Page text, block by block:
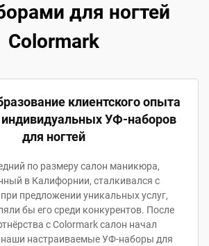
для ногтей
Colormark
клиентского опыта
УФ-наборов
для ногтей
по размеру салон маникюра,
в Калифорнии, сталкивался с
предложении уникальных услуг,
бы его среди конкурентов. После
с Colormark салон начал
наши настраиваемые УФ-наборы для